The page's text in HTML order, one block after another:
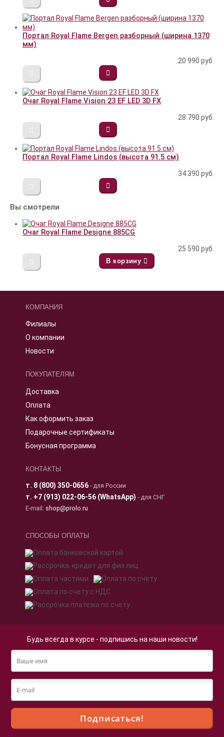
Портал Royal Flame Bergen разборный (ширина 1370
мм)
20 990 руб.
Очаг Royal Flame Vision 23 EF LED 3D FX
28 790 руб.
Портал Royal Flame Lindos (высота 91.5 см)
34 390 руб.
Вы смотрели
Очаг Royal Flame Designe 885CG
25 590 руб.
В корзину
КОМПАНИЯ
Филиалы
О компании
Новости
ПОКУПАТЕЛЯМ
Доставка
Оплата
Как оформить заказ
Подарочные сертификаты
Бонусная программа
КОНТАКТЫ
т. 8 (800) 350-0656- для России
т. +7 (913) 022-06-56 (WhatsApp) - для СНГ
E-mail: shop@prolo.ru
СПОСОБЫ ОПЛАТЫ
Будь всегда в курсе - подпишись на наши новости!